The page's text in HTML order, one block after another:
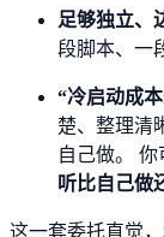
足够独立、
段脚本、一
“冷启动成
楚、整理清
自己做。 你
听比自己做
这一套委托直觉